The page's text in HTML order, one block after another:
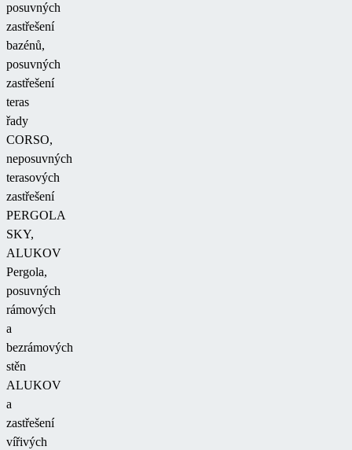
posuvných
zastřešení
bazénů,
posuvných
zastřešení
teras
řady
CORSO,
neposuvných
terasových
zastřešení
PERGOLA
SKY,
ALUKOV
Pergola,
posuvných
rámových
a
bezrámových
stěn
ALUKOV
a
zastřešení
vířivých